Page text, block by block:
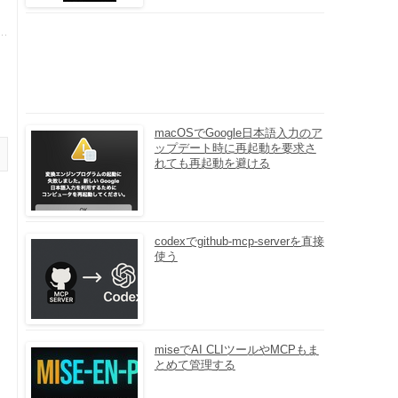
macOSでGoogle日本語入力のア
ップデート時に再起動を要求さ
れても再起動を避ける
codexでgithub-mcp-serverを直接
使う
miseでAI CLIツールやMCPもま
とめて管理する